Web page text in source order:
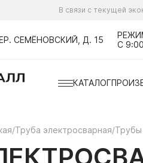
В связи с текущей
СЕМЁНОВСКИЙ, Д. 15
С
КАТАЛОГ
/Труба электросварная/